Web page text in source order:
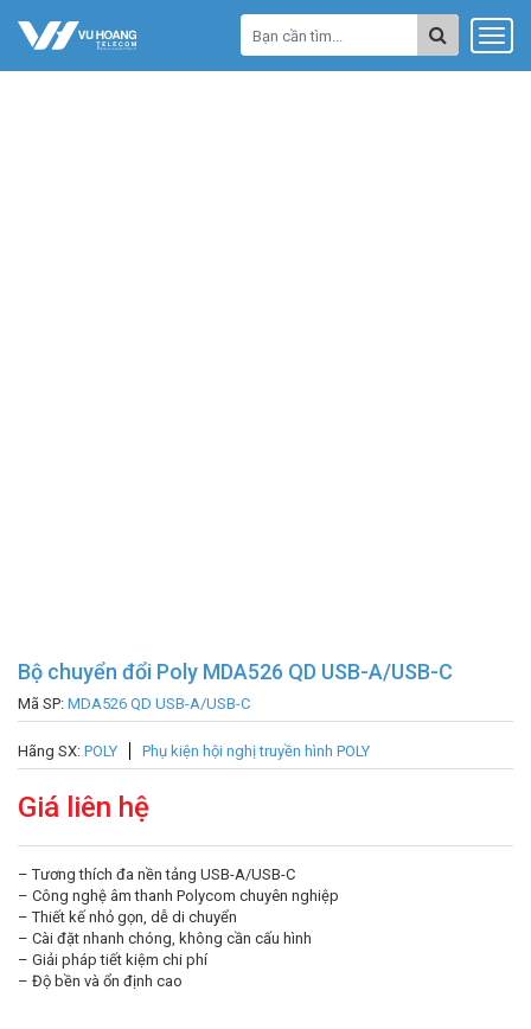
Bộ chuyển đổi Poly MDA526 QD USB-A/USB-C
Mã SP: MDA526 QD USB-A/USB-C
Hãng SX: POLY Phụ kiện hội nghị truyền hình POLY
Giá liên hệ
– Tương thích đa nền tảng USB-A/USB-C
– Công nghệ âm thanh Polycom chuyên nghiệp
– Thiết kế nhỏ gọn, dễ di chuyển
– Cài đặt nhanh chóng, không cần cấu hình
– Giải pháp tiết kiệm chi phí
– Độ bền và ổn định cao